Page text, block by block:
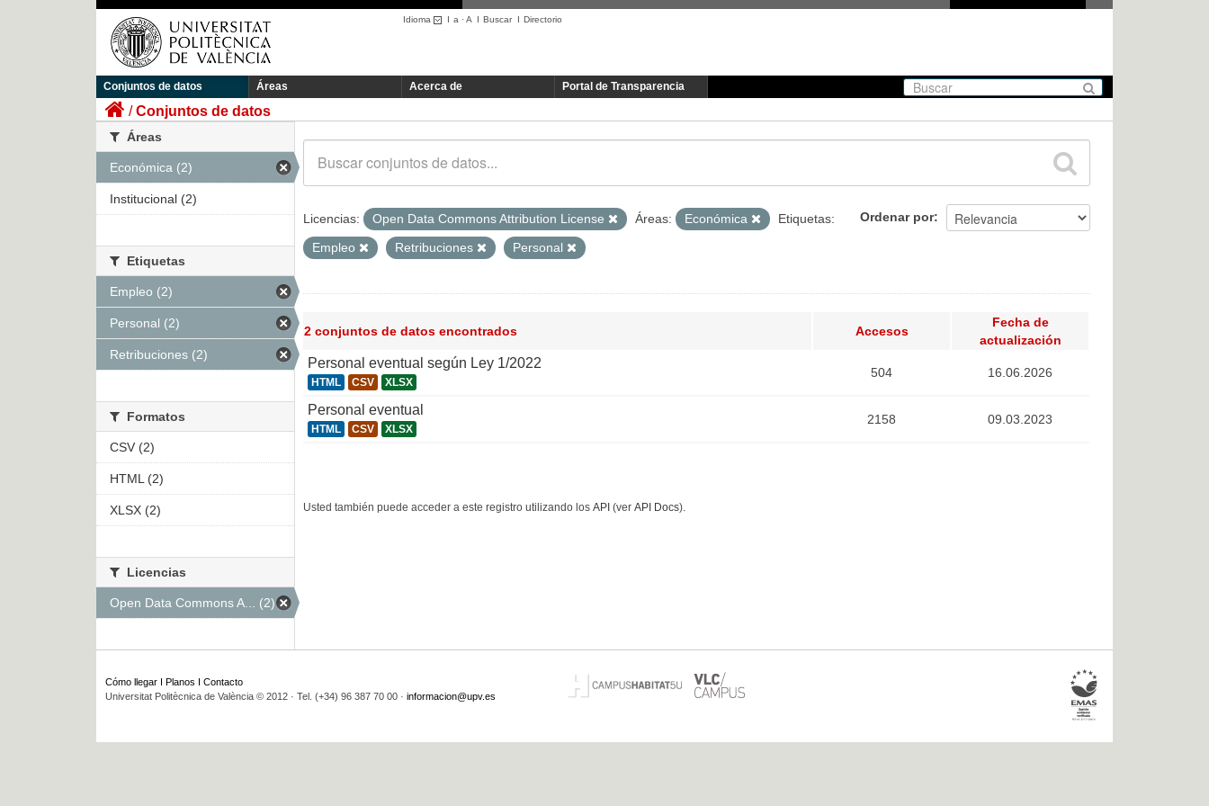
Idioma I a ·A I BuscarI Directorio
Conjuntos de datos Áreas Acerca de Portal de Transparencia
Conjuntos de datos
Ordenar por
Licencias: Open Data Commons Attribution License Áreas: Económica
Etiquetas:
Empleo
Retribuciones Personal
2 conjuntos de datos encontrados Accesos
Fecha de
actualización
Personal eventual según Ley 1/2022
HTML CSV XLSX
504 16.06.2026
Personal eventual
HTML CSV XLSX
2158 09.03.2023
Usted también puede acceder a este registro utilizando los API (ver API Docs).
Áreas
Económica (2)
Institucional (2)
Etiquetas
Empleo (2)
Personal (2)
Retribuciones (2)
Formatos
CSV (2)
HTML (2)
XLSX (2)
Licencias
Open Data Commons A... (2)
Cómo llegar Planos
Contacto
Universitat Politècnica de València © 2012 · Tel. (+34) 96 387 70 00 · informacion@upv.es